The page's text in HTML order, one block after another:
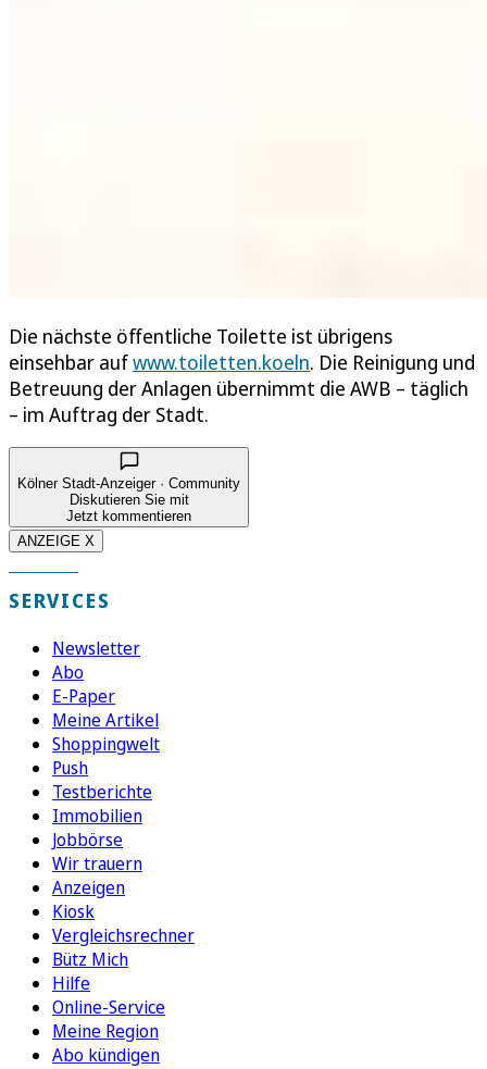
Die nächste öffentliche Toilette ist übrigens
einsehbar aufwww.toiletten.koeln. Die Reinigung und
Betreuung der Anlagen übernimmt die AWB – täglich
– im Auftrag der Stadt.
Kölner Stadt-Anzeiger · Community
Diskutieren Sie mit
Jetzt kommentieren
ANZEIGE X
SERVICES
Newsletter
Abo
E-Paper
Meine Artikel
Shoppingwelt
Push
Testberichte
Immobilien
Jobbörse
Wir trauern
Anzeigen
Kiosk
Vergleichsrechner
Bütz Mich
Hilfe
Online-Service
Meine Region
Abo kündigen